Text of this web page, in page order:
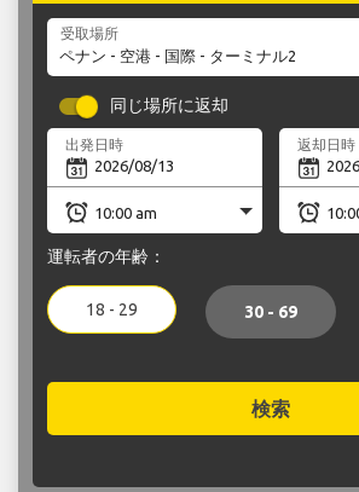
受取場所
同じ場所に返却
出発日時 返却日時
運転者の年齢：
18 - 29 30 - 69
検索